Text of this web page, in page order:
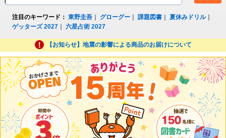
注目のキーワード： 東野圭吾 グローグー ｜課題図書 ｜夏休みドリル｜
ゲッターズ 2027 ｜六星占術 2027
【お知らせ】地震の影響による商品のお届けについて